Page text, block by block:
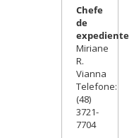
Chefe
de
expediente
Miriane
R.
Vianna
Telefone:
(48)
3721-
7704